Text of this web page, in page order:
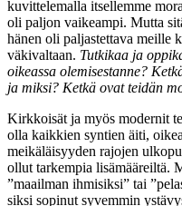
kuvittelemalla itsellemme
oli paljon vaikeampi. Mutta
hänen oli paljastettava meille
väkivaltaan. Tutkikaa ja
oikeassa olemisestanne?
ja miksi? Ketkä ovat teidän
Kirkkoisät ja myös modernit
olla kaikkien syntien äiti,
meikäläisyyden rajojen
ollut tarkempia lisämääreiltä.
”maailman ihmisiksi” tai
siksi sopinut syvemmin